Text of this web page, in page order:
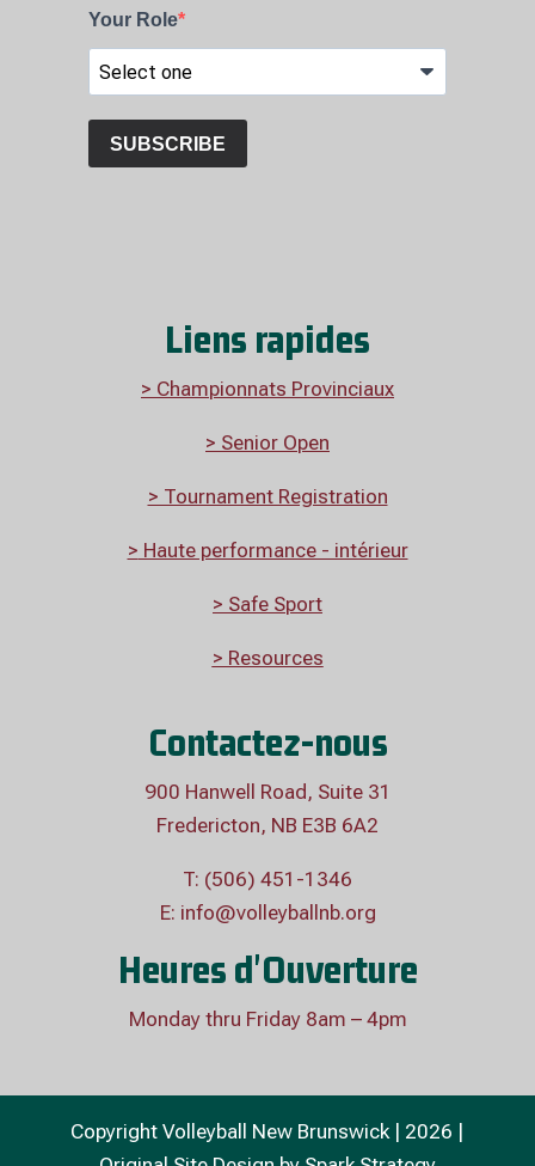
Liens rapides
> Championnats Provinciaux
> Senior Open
> Tournament Registration
> Haute performance - intérieur
> Safe Sport
> Resources
Contactez-nous
900 Hanwell Road, Suite 31
Fredericton, NB E3B 6A2
T: (506) 451-1346
E: info@volleyballnb.org
Heures d'Ouverture
Monday thru Friday 8am – 4pm
Copyright Volleyball New Brunswick | 2026 |